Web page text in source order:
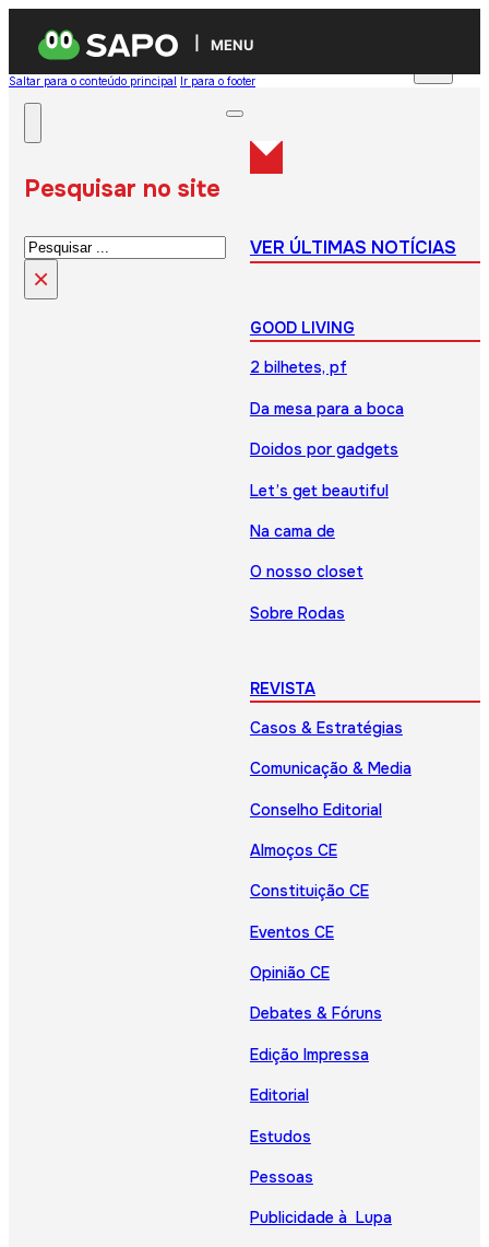
MENU
Saltar para o conteúdo principal Ir para o footer
Pesquisar no site
Pesquisar
×
VER ÚLTIMAS NOTÍCIAS
GOOD LIVING
2 bilhetes, pf
Da mesa para a boca
Doidos por gadgets
Let’s get beautiful
Na cama de
O nosso closet
Sobre Rodas
REVISTA
Casos & Estratégias
Comunicação & Media
Conselho Editorial
Almoços CE
Constituição CE
Eventos CE
Opinião CE
Debates & Fóruns
Edição Impressa
Editorial
Estudos
Pessoas
Publicidade à Lupa